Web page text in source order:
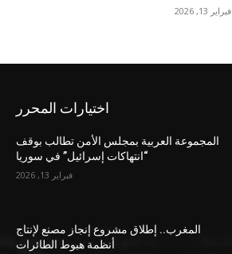
فبراير 13, 2026
اختيارات المحرر
المجموعة العربية بمجلس الأمن تطالب بوقف
“انتهاكات إسرائيل” في سوريا
فبراير 13, 2026
المغرب.. إطلاق مشروع إنجاز مصنع لإنتاج
أنظمة هبوط الطائرات